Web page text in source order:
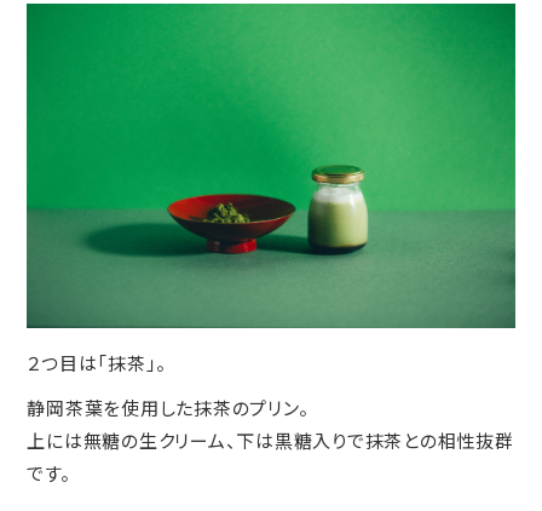
２つ目は「抹茶」。
静岡茶葉を使用した抹茶のプリン。
上には無糖の生クリーム、下は黒糖入りで抹茶との相性抜群
です。